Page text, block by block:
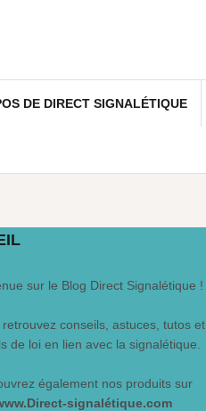
DE DIRECT SIGNALÉTIQUE
sur le Blog Direct Signalétique !
retrouvez conseils, astuces, tutos et
de loi en lien avec la signalétique.
également nos produits sur
signalétique.com